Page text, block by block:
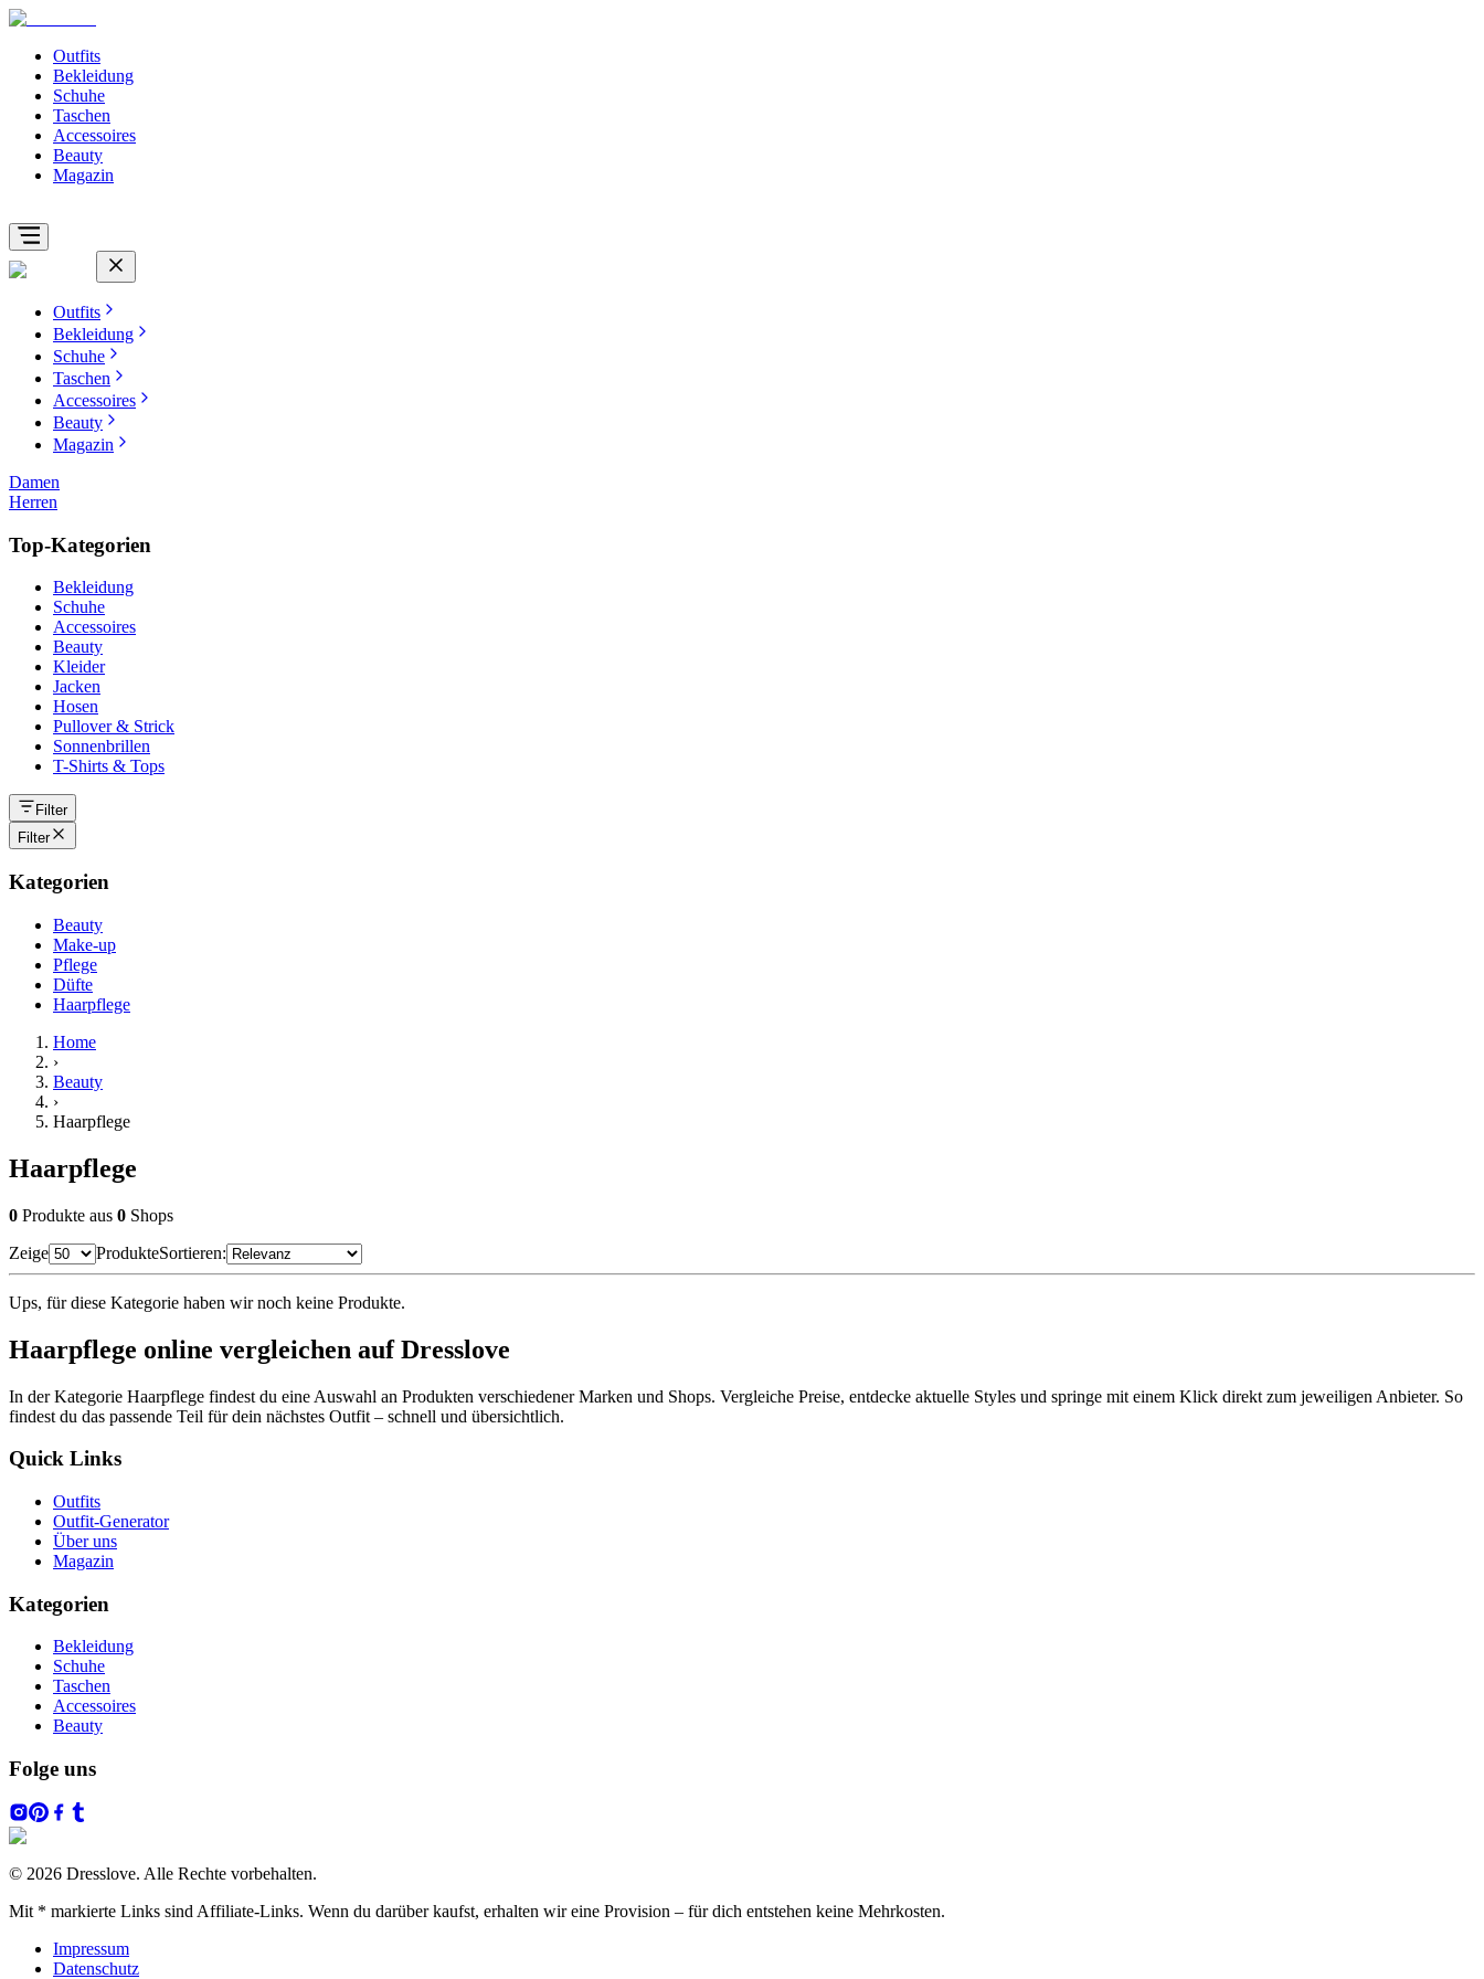
Outfits
Bekleidung
Schuhe
Taschen
Accessoires
Beauty
Magazin
Outfits
Bekleidung
Schuhe
Taschen
Accessoires
Beauty
Magazin
Damen
Herren
Top-Kategorien
Bekleidung
Schuhe
Accessoires
Beauty
Kleider
Jacken
Hosen
Pullover & Strick
Sonnenbrillen
T-Shirts & Tops
Filter
Filter
Kategorien
Beauty
Make-up
Pflege
Düfte
Haarpflege
Home
›
Beauty
›
Haarpflege
Haarpflege
0 Produkte aus 0 Shops
Zeige
ProdukteSortieren:
Ups, für diese Kategorie haben wir noch keine Produkte.
Haarpflege online vergleichen auf Dresslove
In der Kategorie Haarpflege findest du eine Auswahl an Produkten verschiedener Marken und Shops. Vergleiche Preise, entdecke aktuelle Styles und springe mit einem Klick direkt zum jeweiligen Anbieter. So
findest du das passende Teil für dein nächstes Outfit – schnell und übersichtlich.
Quick Links
Outfits
Outfit-Generator
Über uns
Magazin
Kategorien
Bekleidung
Schuhe
Taschen
Accessoires
Beauty
Folge uns
© 2026 Dresslove. Alle Rechte vorbehalten.
Mit * markierte Links sind Affiliate-Links. Wenn du darüber kaufst, erhalten wir eine Provision – für dich entstehen keine Mehrkosten.
Impressum
Datenschutz